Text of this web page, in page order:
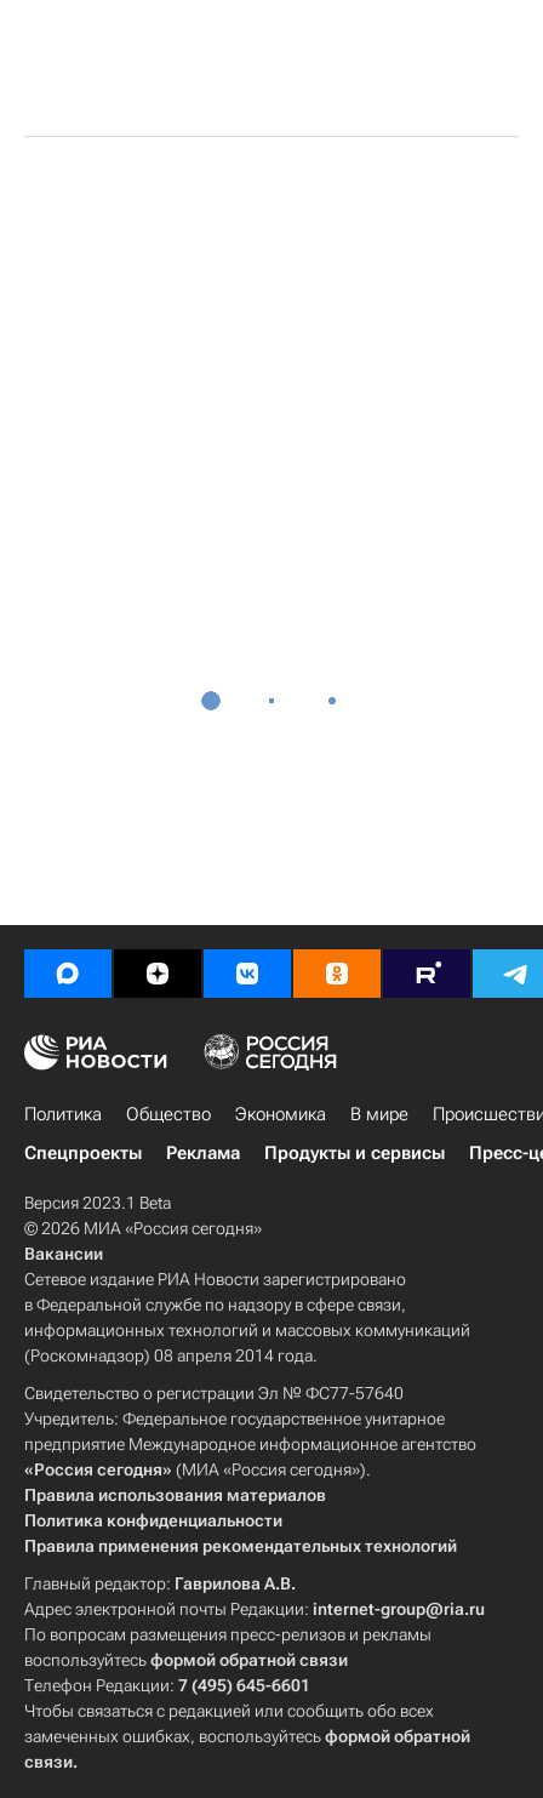
Политика Общество Экономика В мире
Спецпроекты
Реклама Продукты и сервисы Пресс-
Версия 2023.1 Beta
© 2026 МИА «Россия сегодня»
Вакансии
Сетевое издание РИА Новости зарегистрировано
в Федеральной службе по надзору в сфере связи,
информационных технологий и массовых коммуникаций
(Роскомнадзор) 08 апреля 2014 года.
Свидетельство о регистрации Эл № ФС77-57640
Учредитель: Федеральное государственное унитарное
предприятие Международное информационное агентство
«Россия сегодня» (МИА «Россия сегодня»).
Правила использования материалов
Политика конфиденциальности
Правила применения рекомендательных технологий
Главный редактор: Гаврилова А.В.
Адрес электронной почты Редакции: internet-group@ria.ru
По вопросам размещения пресс-релизов и рекламы
воспользуйтесьформой обратной связи
Телефон Редакции: 7 (495) 645-6601
Чтобы связаться с редакцией или сообщить обо всех
замеченных ошибках, воспользуйтесьформой обратной
связи.